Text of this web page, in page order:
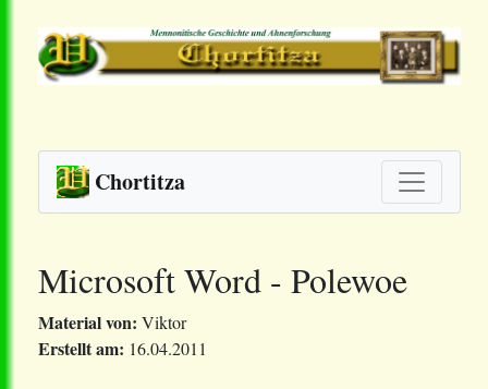
Chortitza
Microsoft Word - Polewoe
Material von: Viktor
Erstellt am: 16.04.2011